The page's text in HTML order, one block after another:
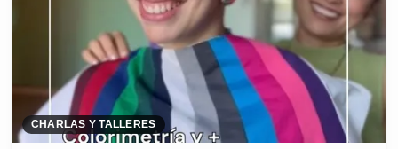
CHARLAS Y TALLERES